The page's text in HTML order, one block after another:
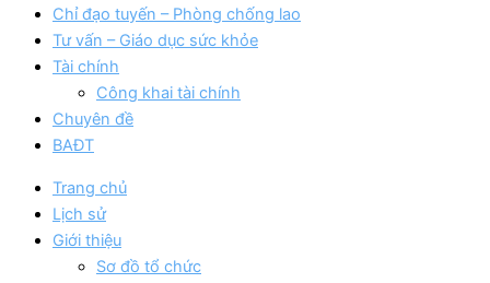
Chỉ đạo tuyến – Phòng chống lao
Tư vấn – Giáo dục sức khỏe
Tài chính
Công khai tài chính
Chuyên đề
BAĐT
Trang chủ
Lịch sử
Giới thiệu
Sơ đồ tổ chức